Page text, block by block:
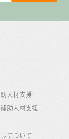
人材支援
助人材支援
について